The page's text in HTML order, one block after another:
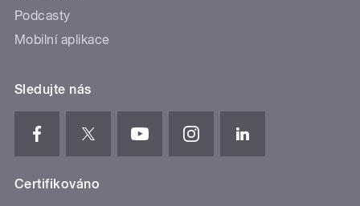
Podcasty
Mobilní aplikace
Sledujte nás
Certifikováno